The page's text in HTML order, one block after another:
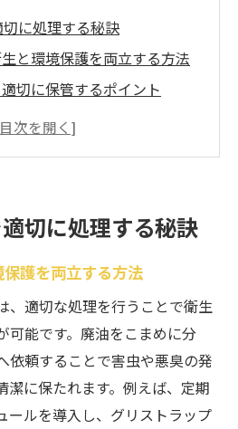
に処理する秘訣
と環境保護を両立する方法
切に保管するポイント
物となる理由と対応策
用しコスト削減へ
ービスの仕組みと選び方
でコスト削減を実現する秘
で依頼する際の注意ポイン
業者を上手に活用するコツ
切に処理する秘訣
護を両立する方法
、適切な処理を行うことで衛生
可能です。廃油をこまめに分
依頼することで害虫や悪臭の発
潔に保たれます。例えば、定期
ールを導入し、グリストラップ